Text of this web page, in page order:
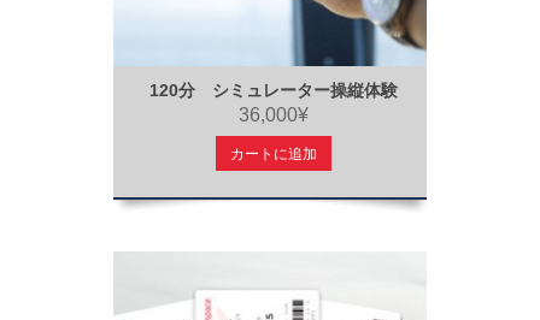
120分 シミュレーター操縦体験
36,000¥
カートに追加